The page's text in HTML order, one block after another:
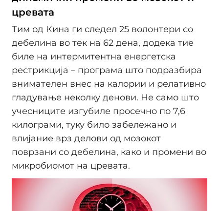
цревата
Тим од Кина ги следел 25 волонтери со
дебелина во тек на 62 дена, додека тие
биле на интермитентна енергетска
рестрикција – програма што подразбира
внимателен внес на калории и релативно
гладување неколку денови. Не само што
учесниците изгубиле просечно по 7,6
килограми, туку било забележано и
влијание врз делови од мозокот
поврзани со дебелина, како и промени во
микробиомот на цревата.